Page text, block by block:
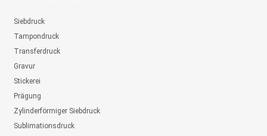
Siebdruck
Tampondruck
Transferdruck
Gravur
Stickerei
Prägung
Zylinderförmiger Siebdruck
Sublimationsdruck